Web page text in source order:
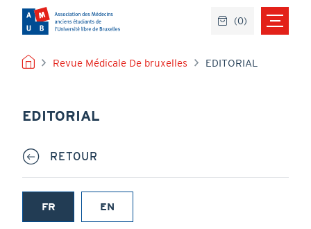
contenu
principal
FIL
Revue Médicale De bruxelles EDITORIAL
EDITORIAL
RETOUR
FR
(onglet
EN
(0)